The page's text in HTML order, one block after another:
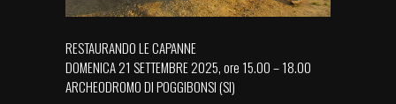
RESTAURANDO LE CAPANNE
DOMENICA 21 SETTEMBRE 2025, ore 15.00 – 18.00
ARCHEODROMO DI POGGIBONSI (SI)